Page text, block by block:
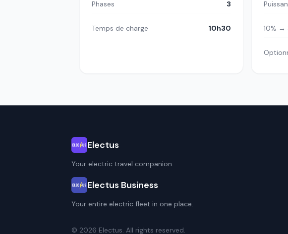
Phases 3
Temps de charge 10h30 10% →
Electus
Your electric travel companion.
Electus Business
Your entire electric fleet in one place.
© 2026 Electus. All rights reserved.